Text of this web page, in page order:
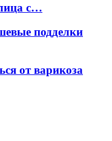
с…
подделки
от варикоза